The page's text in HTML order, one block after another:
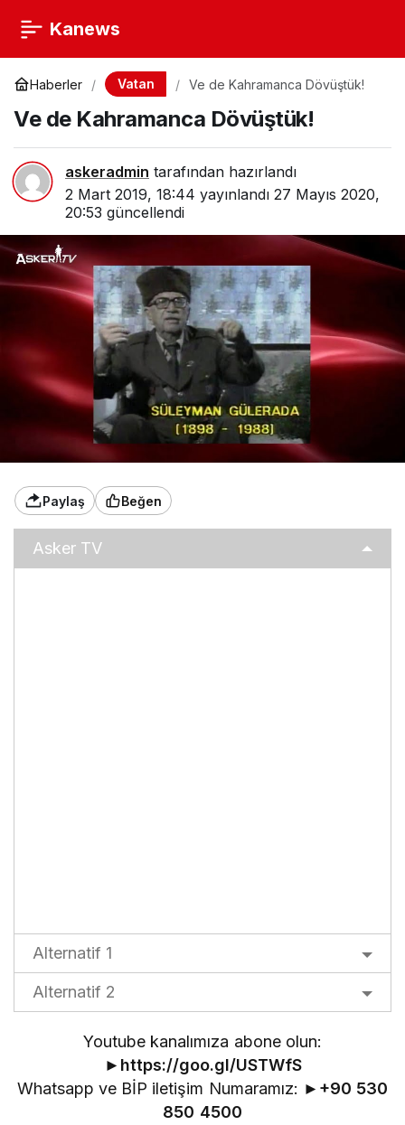
Kanews
Haberler Vatan Ve de Kahramanca Dövüştük!
Ve de Kahramanca Dövüştük!
askeradmin tarafından hazırlandı
2 Mart 2019, 18:44 yayınlandı 27 Mayıs 2020,
20:53 güncellendi
Paylaş Beğen
Asker TV
Alternatif 1
Alternatif 2
Youtube kanalımıza abone olun:
► https://goo.gl/USTWfS
Whatsapp ve BİP iletişim Numaramız: ► +90 530
850 4500